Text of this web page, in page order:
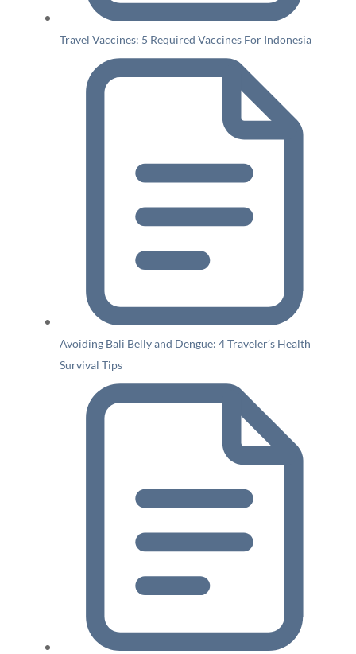
Travel Vaccines: 5 Required Vaccines For Indonesia
Avoiding Bali Belly and Dengue: 4 Traveler’s Health
Survival Tips